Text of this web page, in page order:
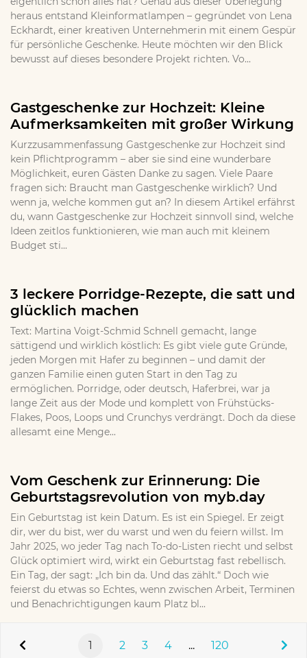
heraus entstand Kleinformatlampen – gegründet von Lena
Eckhardt, einer kreativen Unternehmerin mit einem Gespür
für persönliche Geschenke. Heute möchten wir den Blick
bewusst auf dieses besondere Projekt richten. Vo...
Gastgeschenke zur Hochzeit: Kleine
Aufmerksamkeiten mit großer Wirkung
Kurzzusammenfassung Gastgeschenke zur Hochzeit sind
kein Pflichtprogramm – aber sie sind eine wunderbare
Möglichkeit, euren Gästen Danke zu sagen. Viele Paare
fragen sich: Braucht man Gastgeschenke wirklich? Und
wenn ja, welche kommen gut an? In diesem Artikel erfährst
du, wann Gastgeschenke zur Hochzeit sinnvoll sind, welche
Ideen zeitlos funktionieren, wie man auch mit kleinem
Budget sti...
3 leckere Porridge-Rezepte, die satt und
glücklich machen
Text: Martina Voigt-Schmid Schnell gemacht, lange
sättigend und wirklich köstlich: Es gibt viele gute Gründe,
jeden Morgen mit Hafer zu beginnen – und damit der
ganzen Familie einen guten Start in den Tag zu
ermöglichen. Porridge, oder deutsch, Haferbrei, war ja
lange Zeit aus der Mode und komplett von Frühstücks-
Flakes, Poos, Loops und Crunchys verdrängt. Doch da diese
allesamt eine Menge...
Vom Geschenk zur Erinnerung: Die
Geburtstagsrevolution von myb.day
Ein Geburtstag ist kein Datum. Es ist ein Spiegel. Er zeigt
dir, wer du bist, wer du warst und wen du feiern willst. Im
Jahr 2025, wo jeder Tag nach To-do-Listen riecht und selbst
Glück optimiert wird, wirkt ein Geburtstag fast rebellisch.
Ein Tag, der sagt: „Ich bin da. Und das zählt.“ Doch wie
feierst du etwas so Echtes, wenn zwischen Arbeit, Terminen
und Benachrichtigungen kaum Platz bl...
1 2 3 4 ... 120